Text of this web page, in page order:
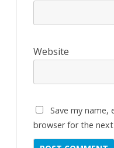
Website
Save my name,
browser for the